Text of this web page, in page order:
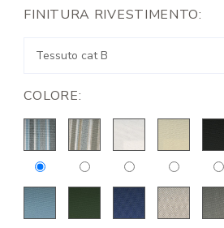
FINITURA RIVESTIMENTO:
COLORE: